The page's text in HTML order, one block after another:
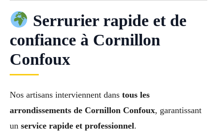
Serrurier rapide et de
confiance à Cornillon
Confoux
Nos artisans interviennent dans tous les
arrondissements de Cornillon Confoux, garantissant
un service rapide et professionnel.